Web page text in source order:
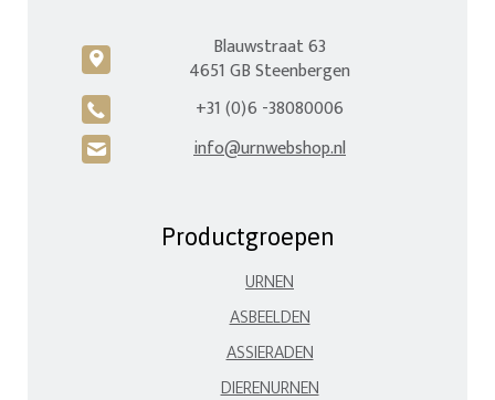
c
Blauwstraat 63
4651 GB Steenbergen
A +31 (0)6 -38080006
H info@urnwebshop.nl
Productgroepen
URNEN
ASBEELDEN
ASSIERADEN
DIERENURNEN